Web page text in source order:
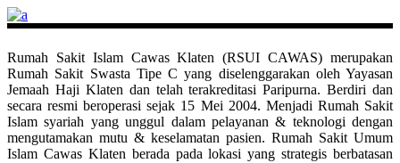
Rumah Sakit Islam Cawas Klaten (RSUI CAWAS) merupakan
Rumah Sakit Swasta Tipe C yang diselenggarakan oleh Yayasan
Jemaah Haji Klaten dan telah terakreditasi Paripurna. Berdiri dan
secara resmi beroperasi sejak 15 Mei 2004. Menjadi Rumah Sakit
Islam syariah yang unggul dalam pelayanan & teknologi dengan
mengutamakan mutu & keselamatan pasien. Rumah Sakit Umum
Islam Cawas Klaten berada pada lokasi yang strategis berbatasan